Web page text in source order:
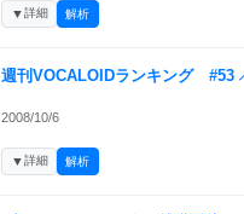
▼詳細 解析
週刊VOCALOIDランキング #53
2008/10/6
▼詳細 解析